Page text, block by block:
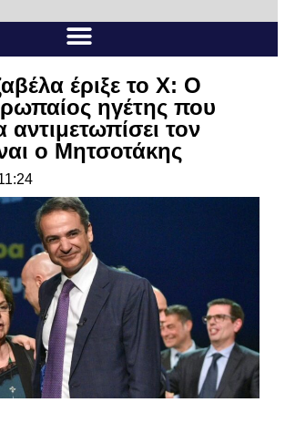
έριξε το Χ: O
ηγέτης που
αντιμετωπίσει τον
ο Μητσοτάκης